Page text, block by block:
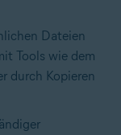
Dateien
Tools wie dem
durch Kopieren